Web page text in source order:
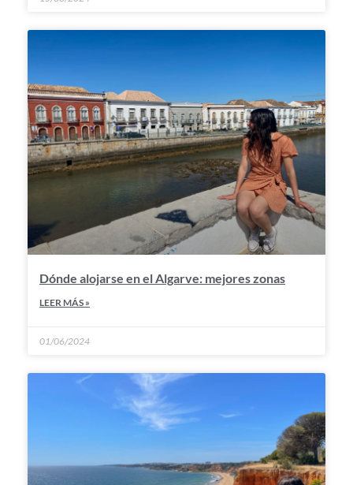
Dónde alojarse en el Algarve: mejores zonas
LEER MÁS »
01/06/2024